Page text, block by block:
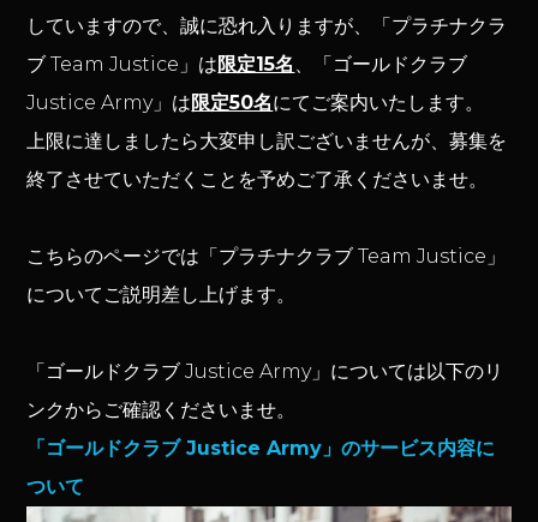
していますので、誠に恐れ入りますが、「プラチナクラ
ブ Team Justice」は限定15名 、「ゴールドクラブ
Justice Army」は限定50名にてご案内いたします。
上限に達しましたら大変申し訳ございませんが、募集を
終了させていただくことを予めご了承くださいませ。
こちらのページでは「プラチナクラブ Team Justice」
についてご説明差し上げます。
「ゴールドクラブ Justice Army」については以下のリ
ンクからご確認くださいませ。
「ゴールドクラブ Justice Army」のサービス内容に
ついて